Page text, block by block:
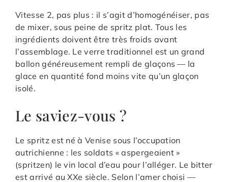
Vitesse 2, pas plus : il s’agit d’homogénéiser, pas
de mixer, sous peine de spritz plat. Tous les
ingrédients doivent être très froids avant
l’assemblage. Le verre traditionnel est un grand
ballon généreusement rempli de glaçons — la
glace en quantité fond moins vite qu’un glaçon
isolé.
Le saviez-vous ?
Le spritz est né à Venise sous l’occupation
autrichienne : les soldats « aspergeaient »
(spritzen) le vin local d’eau pour l’alléger. Le bitter
est arrivé au XXe siècle. Selon l’amer choisi —